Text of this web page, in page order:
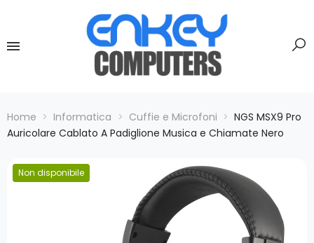
Home Informatica Cuffie e Microfoni
NGS MSX9 Pro
Auricolare Cablato A Padiglione Musica e Chiamate Nero
Non disponibile